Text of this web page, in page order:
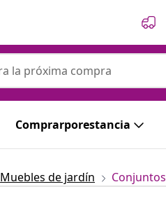
Comprarporestancia
Muebles de jardín